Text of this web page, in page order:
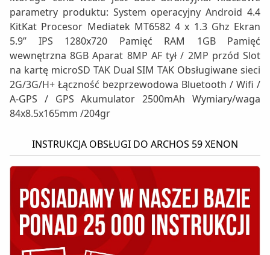
parametry produktu: System operacyjny Android 4.4
KitKat Procesor Mediatek MT6582 4 x 1.3 Ghz Ekran
5.9’’ IPS 1280x720 Pamięć RAM 1GB Pamięć
wewnętrzna 8GB Aparat 8MP AF tył / 2MP przód Slot
na kartę microSD TAK Dual SIM TAK Obsługiwane sieci
2G/3G/H+ Łączność bezprzewodowa Bluetooth / Wifi /
A-GPS / GPS Akumulator 2500mAh Wymiary/waga
84x8.5x165mm /204gr
INSTRUKCJA OBSŁUGI DO ARCHOS 59 XENON